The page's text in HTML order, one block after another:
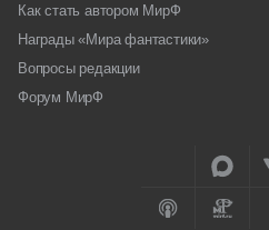
Как стать автором МирФ
Награды «Мира фантастики»
Вопросы редакции
Форум МирФ